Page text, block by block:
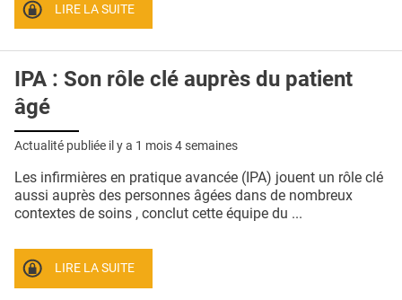
LIRE LA SUITE
IPA : Son rôle clé auprès du patient
âgé
Actualité publiée il y a 1 mois 4 semaines
Les infirmières en pratique avancée (IPA) jouent un rôle clé
aussi auprès des personnes âgées dans de nombreux
contextes de soins , conclut cette équipe du ...
LIRE LA SUITE